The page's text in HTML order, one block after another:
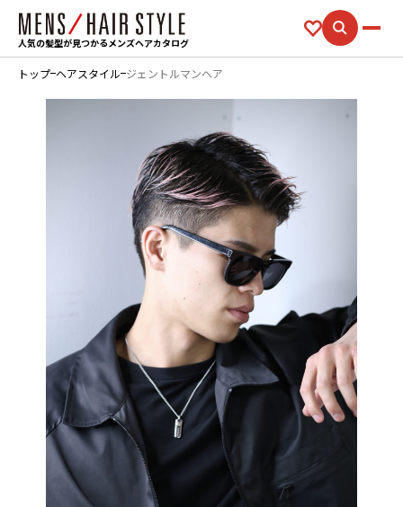
人気の髪型が見つかるメンズヘアカタログ
トップ ヘアスタイル ジェントルマンヘア